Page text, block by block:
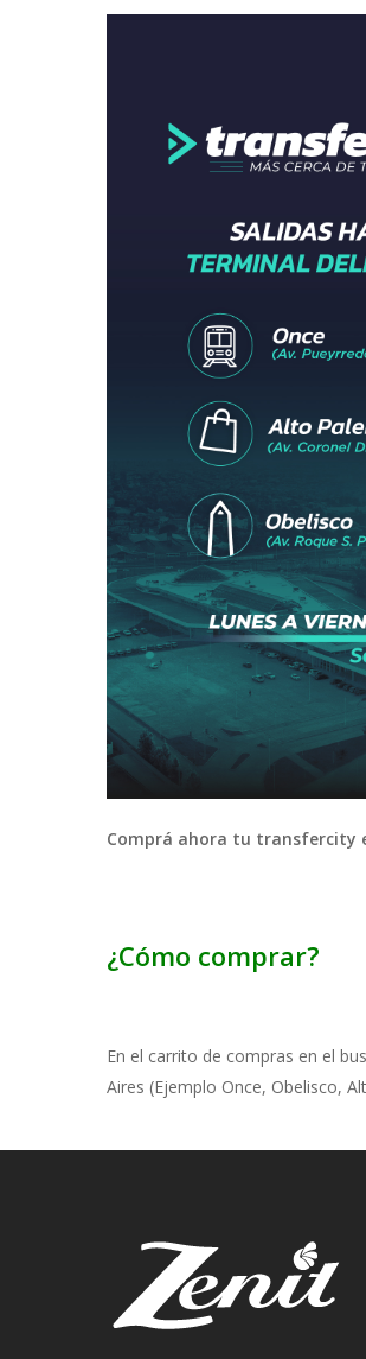
Comprá ahora tu transfercity
¿Cómo comprar?
En el carrito de compras en el
Aires (Ejemplo Once, Obelisco,